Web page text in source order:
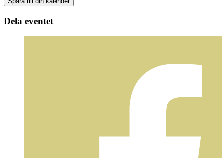
Dela eventet